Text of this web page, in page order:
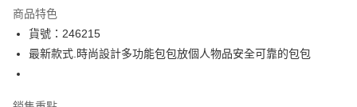
LINE Pay
Apple Pay
商品特色
貨號：246215
最新款式.時尚設計多功能包包放個人物品安全可靠的包包